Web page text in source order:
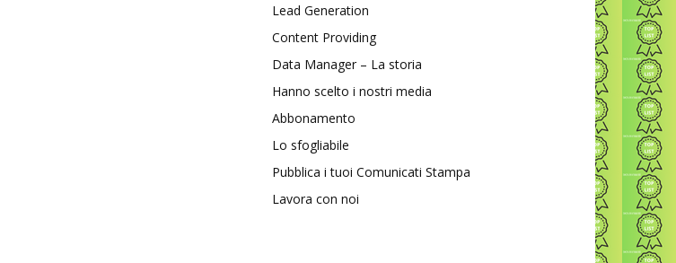
Lead Generation
Content Providing
Data Manager – La storia
Hanno scelto i nostri media
Abbonamento
Lo sfogliabile
Pubblica i tuoi Comunicati Stampa
Lavora con noi